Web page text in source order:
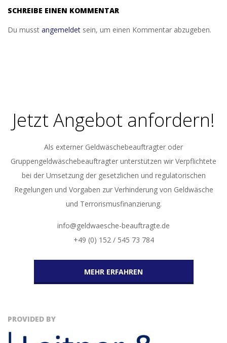
SCHREIBE EINEN KOMMENTAR
Du musst angemeldet sein, um einen Kommentar abzugeben.
Jetzt Angebot anfordern!
Als externer Geldwäschebeauftragter oder
Gruppengeldwäschebeauftragter unterstützen wir Verpflichtete
bei der Umsetzung der gesetzlichen und regulatorischen
Regelungen und Vorgaben zur Verhinderung von Geldwäsche
und Terrorismusfinanzierung.
info@geldwaesche-beauftragte.de
+49 (0) 152 / 545 73 784
MEHR ERFAHREN
PROVIDED BY